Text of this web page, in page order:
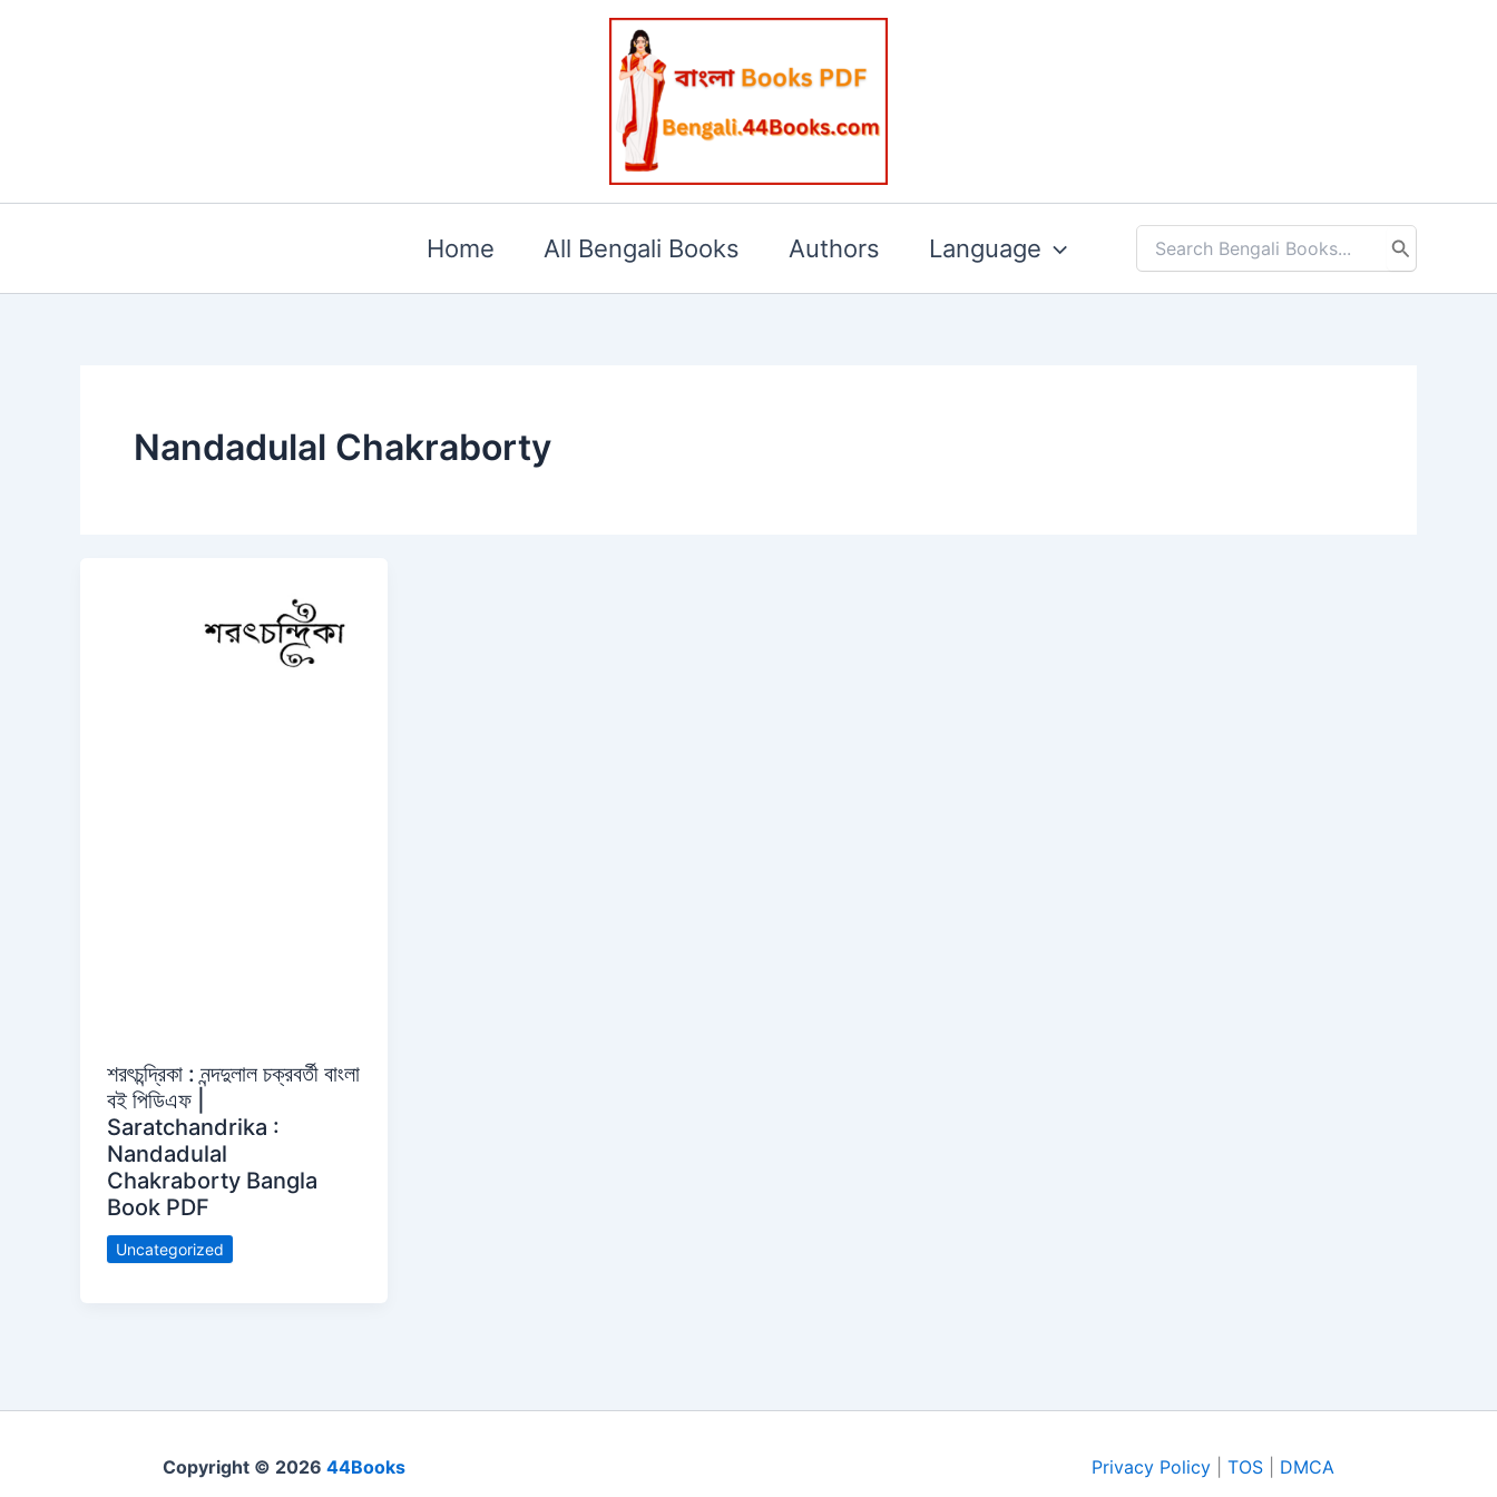
Home All Bengali Books Authors Language
Search
Nandadulal Chakraborty
শরৎচন্দ্রিকা : নন্দদুলাল চক্রবর্তী বাংলা
বই পিডিএফ |
Saratchandrika :
Nandadulal
Chakraborty Bangla
Book PDF
Uncategorized
Copyright © 202644Books Privacy Policy| TOS| DMCA